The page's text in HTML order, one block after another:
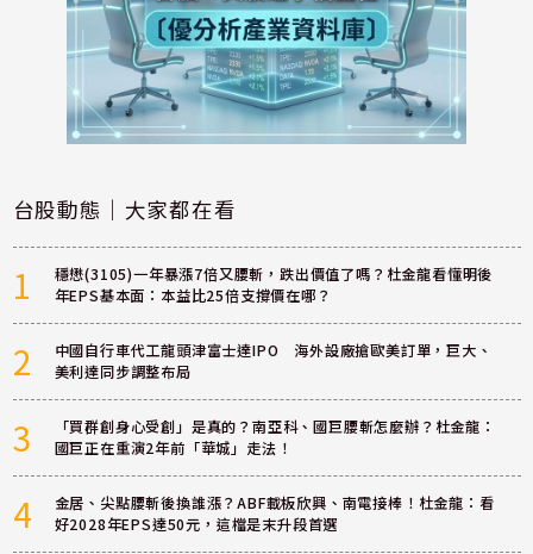
台股動態｜大家都在看
1
穩懋(3105)一年暴漲7倍又腰斬，跌出價值了嗎？杜金龍看懂明後
年EPS基本面：本益比25倍支撐價在哪？
2
中國自行車代工龍頭津富士達IPO 海外設廠搶歐美訂單，巨大、
美利達同步調整布局
3
「買群創身心受創」是真的？南亞科、國巨腰斬怎麼辦？杜金龍：
國巨正在重演2年前「華城」走法！
4
金居、尖點腰斬後換誰漲？ABF載板欣興、南電接棒！杜金龍：看
好2028年EPS達50元，這檔是末升段首選